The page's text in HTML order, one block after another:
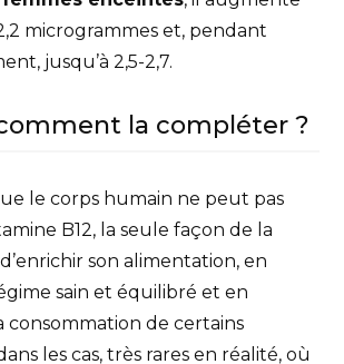
microgrammes et, pendant
jusqu’à 2,5-2,7.
la compléter ?
le corps humain ne peut pas
B12, la seule façon de la
son alimentation, en
sain et équilibré et en
de certains
les cas, très rares en réalité, où